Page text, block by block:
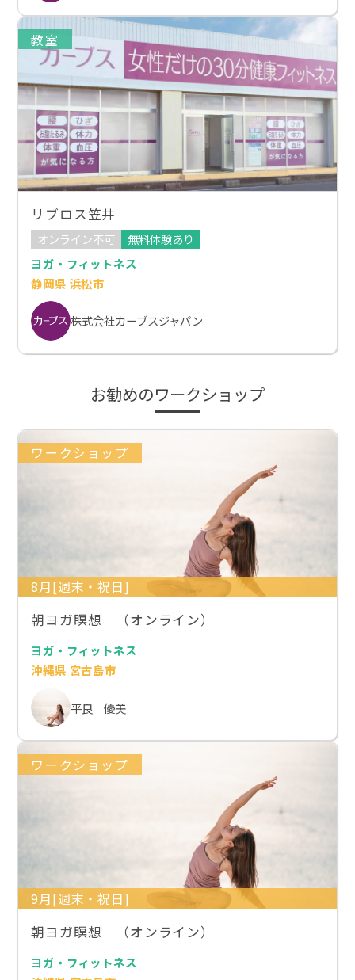
教室
リブロス笠井
オンライン不可
無料体験あり
ヨガ・フィットネス
静岡県 浜松市
株式会社カーブスジャパン
お勧めのワークショップ
ワークショップ
8月[週末・祝日]
朝ヨガ瞑想 （オンライン）
ヨガ・フィットネス
沖縄県 宮古島市
平良 優美
ワークショップ
9月[週末・祝日]
朝ヨガ瞑想 （オンライン）
ヨガ・フィットネス